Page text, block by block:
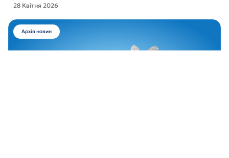
28 Квітня 2026
Архів новин